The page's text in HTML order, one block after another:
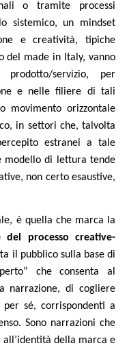
o tramite processi
sistemico, un mindset
e creatività, tipiche
del made in Italy, vanno
servizio, per
e nelle filiere di tali
movimento orizzontale
in settori che, talvolta
estranei a tale
modello di lettura tende
non certo esaustive,
è quella che marca la
processo creative-
il pubblico sulla base di
che consenta al
narrazione, di cogliere
sé, corrispondenti a
Sono narrazioni che
della marca e